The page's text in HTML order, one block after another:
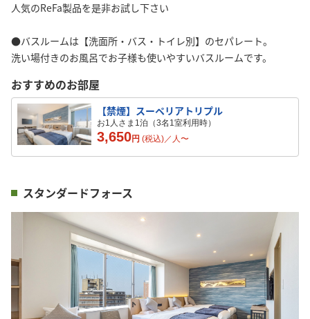
人気のReFa製品を是非お試し下さい
●バスルームは【洗面所・バス・トイレ別】のセパレート。
洗い場付きのお風呂でお子様も使いやすいバスルームです。
おすすめのお部屋
【禁煙】スーペリアトリプル
お1人さま1泊（3名1室利用時）
3,650円 (税込)／ 人〜
スタンダードフォース